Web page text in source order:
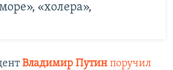
«холера»,
Владимир Путин поручил